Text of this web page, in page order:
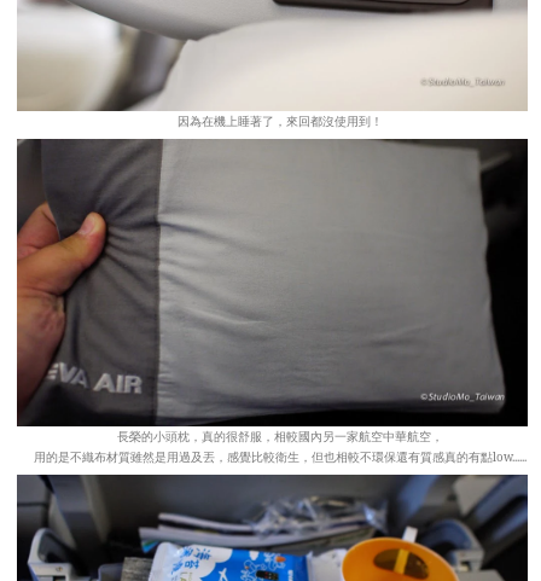
因為在機上睡著了，來回都沒使用到！
長榮的小頭枕，真的很舒服，相較國內另一家航空中華航空，
用的是不織布材質雖然是用過及丟，感覺比較衛生，但也相較不環保還有質感真的有點low......